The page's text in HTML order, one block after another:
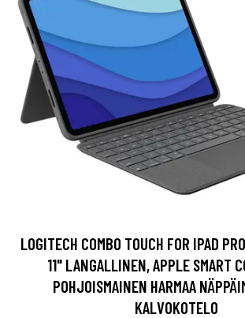
LOGITECH COMBO TOUCH FOR IPAD
11" LANGALLINEN, APPLE SMART
POHJOISMAINEN HARMAA
KALVOKOTELO